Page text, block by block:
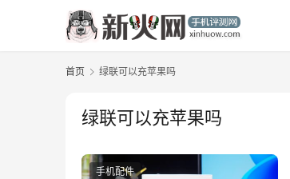
首页 绿联可以充苹果吗
绿联可以充苹果吗
手机配件